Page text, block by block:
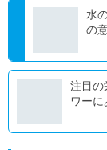
水
の
注目の
ワーに